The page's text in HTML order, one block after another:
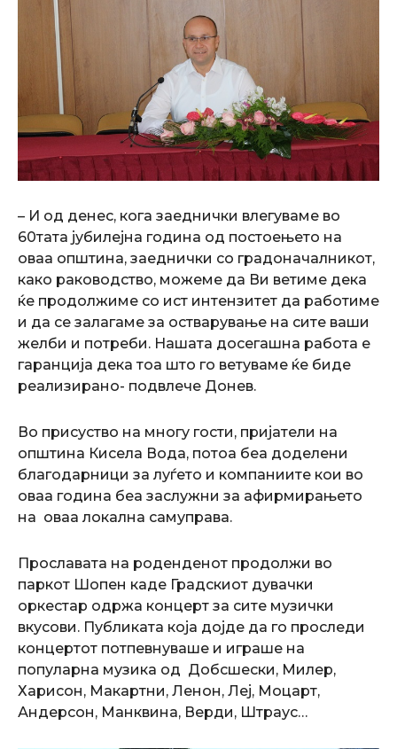
– И од денес, кога заеднички влегуваме во
60тата јубилејна година од постоењето на
оваа општина, заеднички со градоначалникот,
како раководство, можеме да Ви ветиме дека
ќе продолжиме со ист интензитет да работиме
и да се залагаме за остварување на сите ваши
желби и потреби. Нашата досегашна работа е
гаранција дека тоа што го ветуваме ќе биде
реализирано- подвлече Донев.
Во присуство на многу гости, пријатели на
општина Кисела Вода, потоа беа доделени
благодарници за луѓето и компаниите кои во
оваа година беа заслужни за афирмирањето
на оваа локална самуправа.
Прославата на роденденот продолжи во
паркот Шопен каде Градскиот дувачки
оркестар одржа концерт за сите музички
вкусови. Публиката која дојде да го проследи
концертот потпевнуваше и играше на
популарна музика од Добсшески, Милер,
Харисон, Макартни, Ленон, Леј, Моцарт,
Андерсон, Манквина, Верди, Штраус…